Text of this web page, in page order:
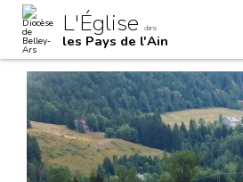
contenu.
navigation
Outils
personnels
L'Église dans
les Pays de l'Ain